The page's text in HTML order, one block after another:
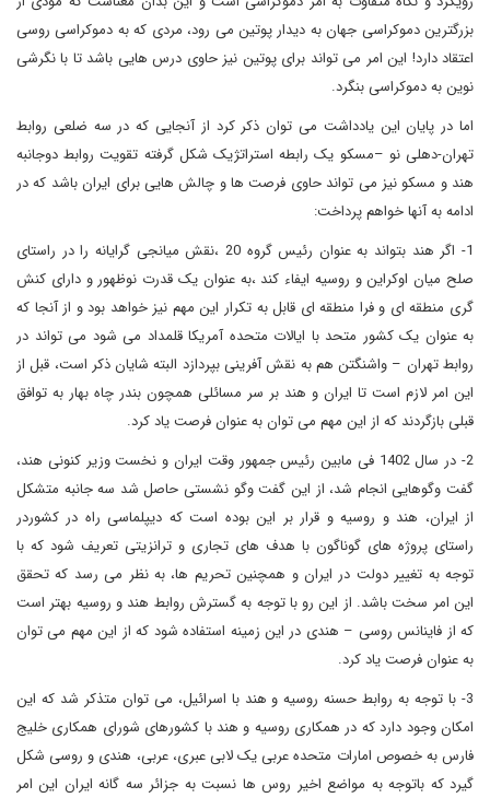
بزرگترین دموکراسی جهان به دیدار پوتین می رود، مردی که به دموکراسی روسی
اعتقاد دارد! این امر می تواند برای پوتین نیز حاوی درس هایی باشد تا با نگرشی
نوین به دموکراسی بنگرد.
اما در پایان این یادداشت می توان ذکر کرد از آنجایی که در سه ضلعی روابط
تهران-دهلی نو –مسکو یک رابطه استراتژیک شکل گرفته تقویت روابط دوجانبه
هند و مسکو نیز می تواند حاوی فرصت ها و چالش هایی برای ایران باشد که در
ادامه به آنها خواهم پرداخت:
1- اگر هند بتواند به عنوان رئیس گروه 20 ،نقش میانجی گرایانه را در راستای
صلح میان اوکراین و روسیه ایفاء کند ،به عنوان یک قدرت نوظهور و دارای کنش
گری منطقه ای و فرا منطقه ای قابل به تکرار این مهم نیز خواهد بود و از آنجا که
به عنوان یک کشور متحد با ایالات متحده آمریکا قلمداد می شود می تواند در
روابط تهران – واشنگتن هم به نقش آفرینی بپردازد البته شایان ذکر است، قبل از
این امر لازم است تا ایران و هند بر سر مسائلی همچون بندر چاه بهار به توافق
قبلی بازگردند که از این مهم می توان به عنوان فرصت یاد کرد.
2- در سال 1402 فی مابین رئیس جمهور وقت ایران و نخست وزیر کنونی هند،
گفت وگوهایی انجام شد، از این گفت وگو نشستی حاصل شد سه جانبه متشکل
از ایران، هند و روسیه و قرار بر این بوده است که دیپلماسی راه در کشوردر
راستای پروژه های گوناگون با هدف های تجاری و ترانزیتی تعریف شود که با
توجه به تغییر دولت در ایران و همچنین تحریم ها، به نظر می رسد که تحقق
این امر سخت باشد. از این رو با توجه به گسترش روابط هند و روسیه بهتر است
که از فاینانس روسی – هندی در این زمینه استفاده شود که از این مهم می توان
به عنوان فرصت یاد کرد.
3- با توجه به روابط حسنه روسیه و هند با اسرائیل، می توان متذکر شد که این
امکان وجود دارد که در همکاری روسیه و هند با کشورهای شورای همکاری خلیج
فارس به خصوص امارات متحده عربی یک لابی عبری، عربی، هندی و روسی شکل
گیرد که باتوجه به مواضع اخیر روس ها نسبت به جزائر سه گانه ایران این امر